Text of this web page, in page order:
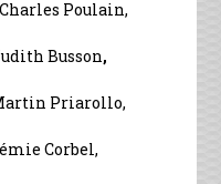
Poulain,
Busson,
Priarollo,
Corbel,